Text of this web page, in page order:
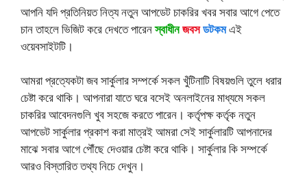
আপনি যদি প্রতিনিয়ত নিত্য নতুন আপডেট চাকরির খবর সবার আগে পেতে
চান তাহলে ভিজিট করে দেখতে পারেনস্বাধীনজবসডটকমএই
ওয়েবসাইটটি।
আমরা প্রত্যেকটা জব সার্কুলার সম্পর্কে সকল খুঁটিনাটি বিষয়গুলি তুলে ধরার
চেষ্টা করে থাকি। আপনারা যাতে ঘরে বসেই অনলাইনের মাধ্যমে সকল
চাকরির আবেদনগুলি খুব সহজে করতে পারেন। কর্তৃপক্ষ কর্তৃক নতুন
আপডেট সার্কুলার প্রকাশ করা মাত্রই আমরা সেই সার্কুলারটি আপনাদের
মাঝে সবার আগে পৌঁছে দেওয়ার চেষ্টা করে থাকি। সার্কুলার কি সম্পর্কে
আরও বিস্তারিত তথ্য নিচে দেখুন।